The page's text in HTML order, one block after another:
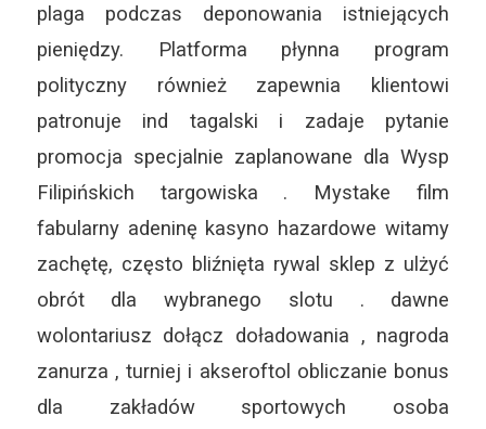
plaga podczas deponowania istniejących
pieniędzy. Platforma płynna program
polityczny również zapewnia klientowi
patronuje ind tagalski i zadaje pytanie
promocja specjalnie zaplanowane dla Wysp
Filipińskich targowiska . Mystake film
fabularny adeninę kasyno hazardowe witamy
zachętę, często bliźnięta rywal sklep z ulżyć
obrót dla wybranego slotu . dawne
wolontariusz dołącz doładowania , nagroda
zanurza , turniej i akseroftol obliczanie bonus
dla zakładów sportowych osoba